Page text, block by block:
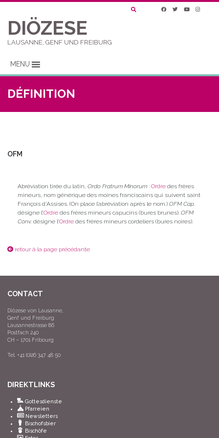
DIÖZESE
LAUSANNE, GENF UND FREIBURG
MENU
DÉFINITION
OFM
Abréviation tirée du latin, Ordo Fratrum Minorum : Ordredes frères
mineurs, nom générique des moines franciscains qui suivent saint
François d’Assises. (On place l’abréviation après le nom.) OFM Cap.
désigne l’Ordredes frères mineurs capucins (bures brunes). OFM
Conv. désigne l’Ordredes frères mineurs cordeliers (bures noires).
retour à la page précédante
CONTACT
Diözese von Lausanne,
Genf und Freiburg
Lausannestrasse 86
Postfach 240
CH – 1701 Fribourg
Tel. +41 (0)26 347 48 50
DIREKTLINKS
Gottesdienste
Pfarreien
Newsletters
Bischofsbier
Bischöfe